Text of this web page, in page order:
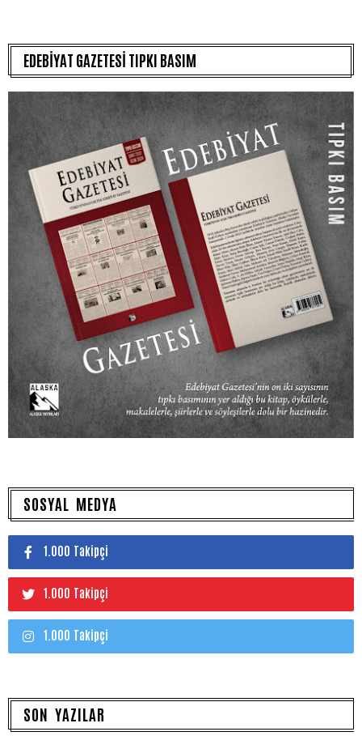
EDEBİYAT GAZETESİ TIPKI BASIM
SOSYAL MEDYA
1.000 Takipçi
1.000 Takipçi
1.000 Takipçi
SON YAZILAR